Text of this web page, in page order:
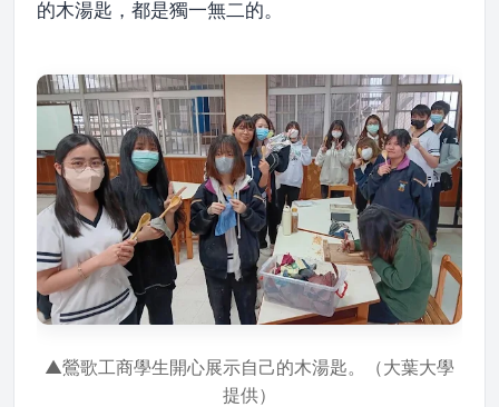
的木湯匙，都是獨一無二的。
▲鶯歌工商學生開心展示自己的木湯匙。（大葉大學
提供）